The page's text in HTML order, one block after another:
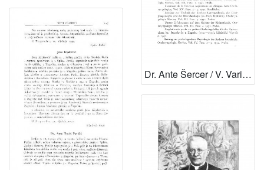
Dr. Ante Šercer / V. Varićak, F. Tućan, V. Vouk i S. Škreb